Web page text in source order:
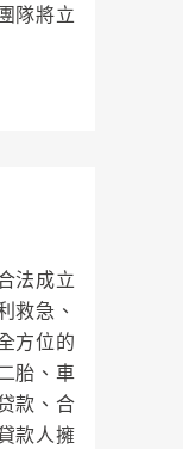
隊將立
法成立
救急、
方位的
胎、車
款、合
款人擁